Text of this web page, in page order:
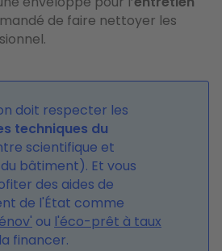
de faire nettoyer les
doit respecter les
techniques du
scientifique et
bâtiment). Et vous
des aides de
de l'État comme
ou l'éco-prêt à taux
financer.